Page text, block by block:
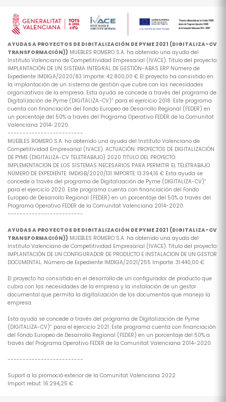
AYUDAS A PROYECTOS DE DIGITALIZACIÓN DE PYME 2021 (DIGITALIZA-CV
TRANSFORMACIÓN)) MUEBLES ROMERO S.A. ha obtenido una ayuda del
Instituto Valenciano de Competitividad Empresarial (IVACE). Titulo del proyecto:
IMPLANTACIÓN DE UN SISTEMA INTEGRAL DE GESTIÓN-ABAS ERP Número de
Expediente IMDIGA/2020/83 Importe: 42.800,00 € El proyecto ha consistido en
la implantación de un sistema de gestión que cubre con las necesidades
organizativas de la empresa. Esta ayuda se concede a través del programa de
Digitalización de Pyme (DIGITALIZA-CV)” para el ejercicio 2018. Este programa
cuenta con financiación del Fondo Europeo de Desarrollo Regional (FEDER) en
un porcentaje del 50% a través del Programa Operativo FEDER de la Comunitat
Valenciana 2014-2020.
-------------------------
MUEBLES ROMERO S.A. ha obtenido una ayuda del Instituto Valenciano de
Competitividad Empresarial (IVACE). ACTUACIÓN: PROYECTOS DE DIGITALIZACIÓN
DE PYME (DIGITALIZA-CV TELETRABAJO) 2020 TITULO DEL PROYECTO:
IMPLEMENTACION DE LOS SISTEMAS NECESARIOS PARA PERMITIR EL TELETRABAJO
NÚMERO DE EXPEDIENTE: IMDIGB/2020/131 IMPORTE: 13.394,16 € Esta ayuda se
concede a través del programa de Digitalización de Pyme (DIGITALIZA-CV)”
para el ejercicio 2020. Este programa cuenta con financiación del Fondo
Europeo de Desarrollo Regional (FEDER) en un porcentaje del 50% a través del
Programa Operativo FEDER de la Comunitat Valenciana 2014-2020.
-------------------------
AYUDAS A PROYECTOS DE DIGITALIZACIÓN DE PYME 2021 (DIGITALIZA-CV
TRANSFORMACIÓN)) MUEBLES ROMERO S.A. ha obtenido una ayuda del
Instituto Valenciano de Competitividad Empresarial (IVACE). Titulo del proyecto:
IMPLANTACIÓN DE UN CONFIGURADOR DE PRODUCTO E INSTALACION DE UN GESTOR
DOCUMENTAL. Número de Expediente IMDIGA/2021/255 Importe: 31.440,00 €
El proyecto ha consistido en el desarrollo de un configurador de producto que
cubra con las necesidades de la empresa y la instalación de un gestor
documental que permita la digitalización de los documentos que maneja la
empresa.
Esta ayuda se concede a través del programa de Digitalización de Pyme
(DIGITALIZA-CV)” para el ejercicio 2021. Este programa cuenta con financiación
del Fondo Europeo de Desarrollo Regional (FEDER) en un porcentaje del 50% a
través del Programa Operativo FEDER de la Comunitat Valenciana 2014-2020.
-------------------------
Suport a la promoció exterior de la Comunitat Valenciana 2022
Import rebut: 16.294,25 €